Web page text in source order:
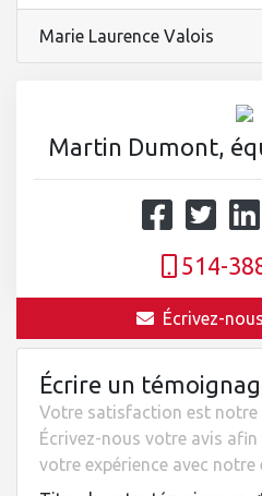
Marie Laurence Valois
Martin Dumont,
514-
Écrivez-
Écrire un
Votre satisfaction est notre
Écrivez-nous votre avis
votre expérience avec